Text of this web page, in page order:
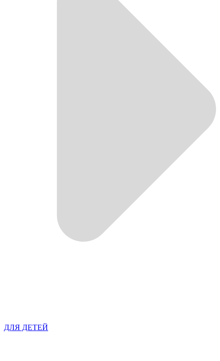
ДЛЯ ДЕТЕЙ